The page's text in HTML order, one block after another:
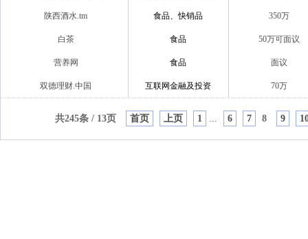
陕西酒水.tm 食品、快销品 350万
白茶 食品 50万可面议
营养网 食品 面议
双德理财.中国 互联网金融及投资 70万
共245条 / 13页 首页 上页 1 ... 6 7 8 9